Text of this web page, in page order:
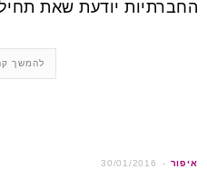
החברתיות יודעת שאת
להמשך
איפור 30/01/2016